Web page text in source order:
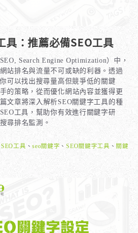
具：推薦必備SEO工具
Search Engine Optimization）中，
站排名與流量不可或缺的利器。透過
可以找出搜尋量高但競爭低的關鍵
的策略，從而優化網站內容並獲得更
文章將深入解析SEO關鍵字工具的種
工具，幫助你有效進行關鍵字研
尋排名監測。
SEO工具 、seo關鍵字 、SEO關鍵字工具 、關鍵